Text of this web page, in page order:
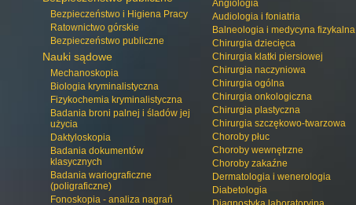
Bezpieczeństwo i Higiena Pracy
Ratownictwo górskie
Bezpieczeństwo publiczne
Nauki sądowe
Mechanoskopia
Biologia kryminalistyczna
Fizykochemia kryminalistyczna
Badania broni palnej i śladów jej
użycia
Daktyloskopia
Badania dokumentów
klasycznych
Badania wariograficzne
(poligraficzne)
Fonoskopia - analiza nagrań
Angiologia
Audiologia i foniatria
Balneologia i medycyna fizykalna
Chirurgia dziecięca
Chirurgia klatki piersiowej
Chirurgia naczyniowa
Chirurgia ogólna
Chirurgia onkologiczna
Chirurgia plastyczna
Chirurgia szczękowo-twarzowa
Choroby płuc
Choroby wewnętrzne
Choroby zakaźne
Dermatologia i wenerologia
Diabetologia